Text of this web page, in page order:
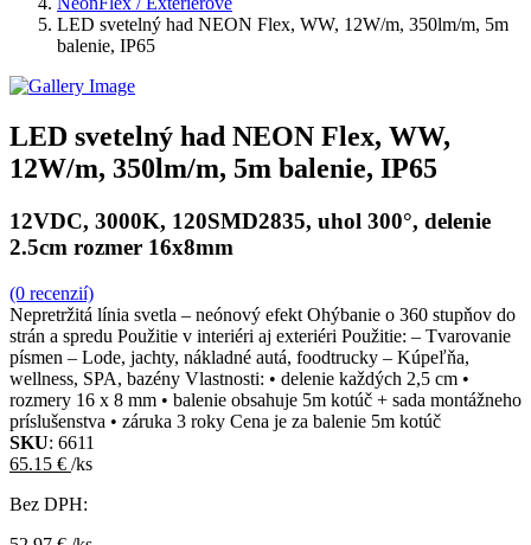
LED svetelný had NEON Flex, WW, 12W/m, 350lm/m, 5m
balenie, IP65
LED svetelný had NEON Flex, WW,
12W/m, 350lm/m, 5m balenie, IP65
12VDC, 3000K, 120SMD2835, uhol 300°, delenie
2.5cm rozmer 16x8mm
(0 recenzií)
Nepretržitá línia svetla – neónový efekt Ohýbanie o 360 stupňov do
strán a spredu Použitie v interiéri aj exteriéri Použitie: – Tvarovanie
písmen – Lode, jachty, nákladné autá, foodtrucky – Kúpeľňa,
wellness, SPA, bazény Vlastnosti: • delenie každých 2,5 cm •
rozmery 16 x 8 mm • balenie obsahuje 5m kotúč + sada montážneho
príslušenstva • záruka 3 roky Cena je za balenie 5m kotúč
SKU: 6611
65.15 € /ks
Bez DPH: